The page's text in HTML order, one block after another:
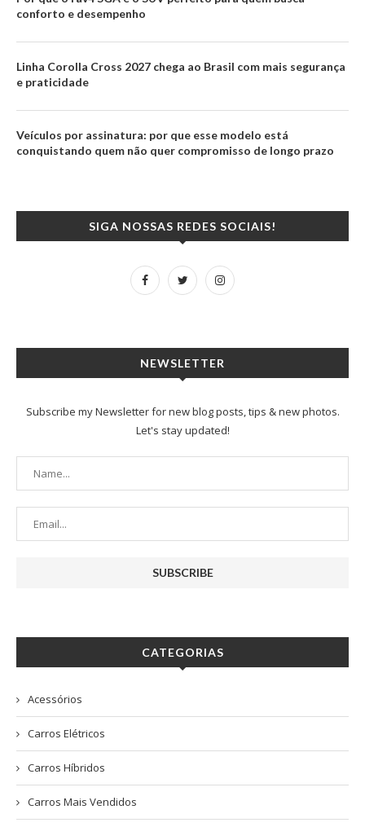
conforto e desempenho
Linha Corolla Cross 2027 chega ao Brasil com mais segurança
e praticidade
Veículos por assinatura: por que esse modelo está
conquistando quem não quer compromisso de longo prazo
SIGA NOSSAS REDES SOCIAIS!
NEWSLETTER
Subscribe my Newsletter for new blog posts, tips & new photos.
Let's stay updated!
CATEGORIAS
Acessórios
Carros Elétricos
Carros Híbridos
Carros Mais Vendidos